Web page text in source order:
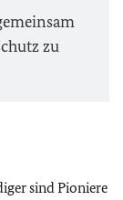
zu
sind Pioniere